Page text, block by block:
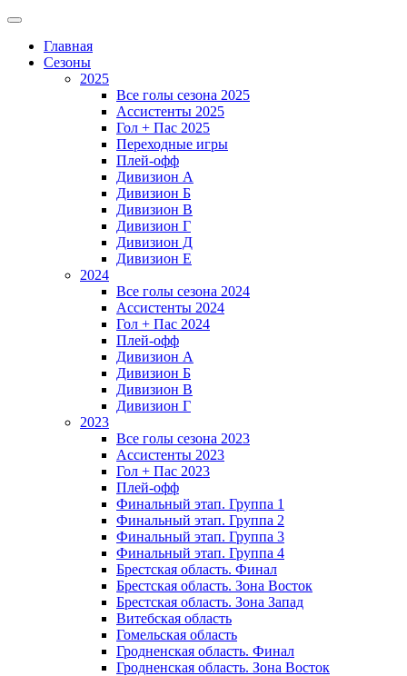
Главная
Сезоны
2025
Все голы сезона 2025
Ассистенты 2025
Гол + Пас 2025
Переходные игры
Плей-офф
Дивизион A
Дивизион Б
Дивизион В
Дивизион Г
Дивизион Д
Дивизион Е
2024
Все голы сезона 2024
Ассистенты 2024
Гол + Пас 2024
Плей-офф
Дивизион A
Дивизион Б
Дивизион В
Дивизион Г
2023
Все голы сезона 2023
Ассистенты 2023
Гол + Пас 2023
Плей-офф
Финальный этап. Группа 1
Финальный этап. Группа 2
Финальный этап. Группа 3
Финальный этап. Группа 4
Брестская область. Финал
Брестская область. Зона Восток
Брестская область. Зона Запад
Витебская область
Гомельская область
Гродненская область. Финал
Гродненская область. Зона Восток